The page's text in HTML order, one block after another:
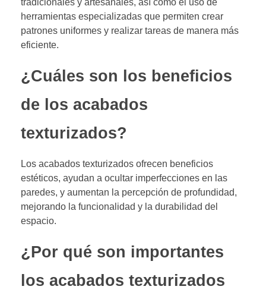
herramientas especializadas que permiten crear
patrones uniformes y realizar tareas de manera más
eficiente.
¿Cuáles son los beneficios
de los acabados
texturizados?
Los acabados texturizados ofrecen beneficios
estéticos, ayudan a ocultar imperfecciones en las
paredes, y aumentan la percepción de profundidad,
mejorando la funcionalidad y la durabilidad del
espacio.
¿Por qué son importantes
los acabados texturizados